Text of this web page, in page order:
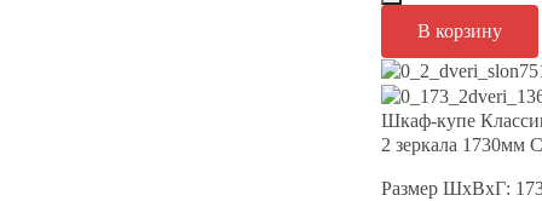
Шкаф-купе
2 зеркала 1730мм
Размер ШхВхГ: